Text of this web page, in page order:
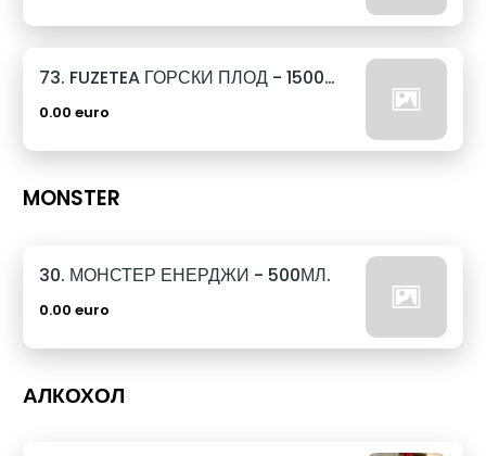
73. FUZETEA ГОРСКИ ПЛОД - 1500МЛ.
0.00 euro
MONSTER
30. МОНСТЕР ЕНЕРДЖИ - 500МЛ.
0.00 euro
АЛКОХОЛ